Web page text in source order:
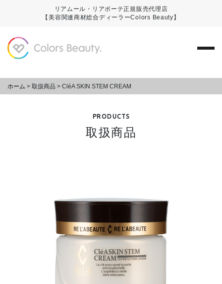
リアムール・リアボーテ正規販売代理店
【美容関連商材総合ディーラーColors Beauty】
ホーム > 取扱商品 > CléA SKIN STEM CREAM
PRODUCTS
取扱商品